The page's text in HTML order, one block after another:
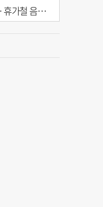
안전, 시민이 만든다]